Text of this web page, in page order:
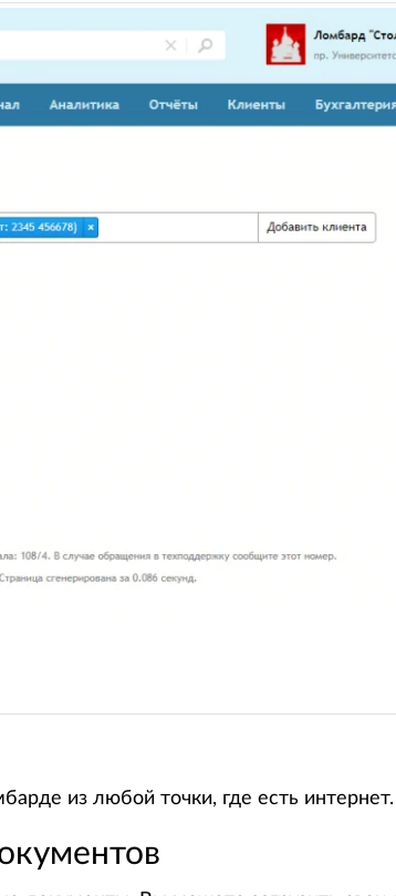
из любой точки, где есть интернет.